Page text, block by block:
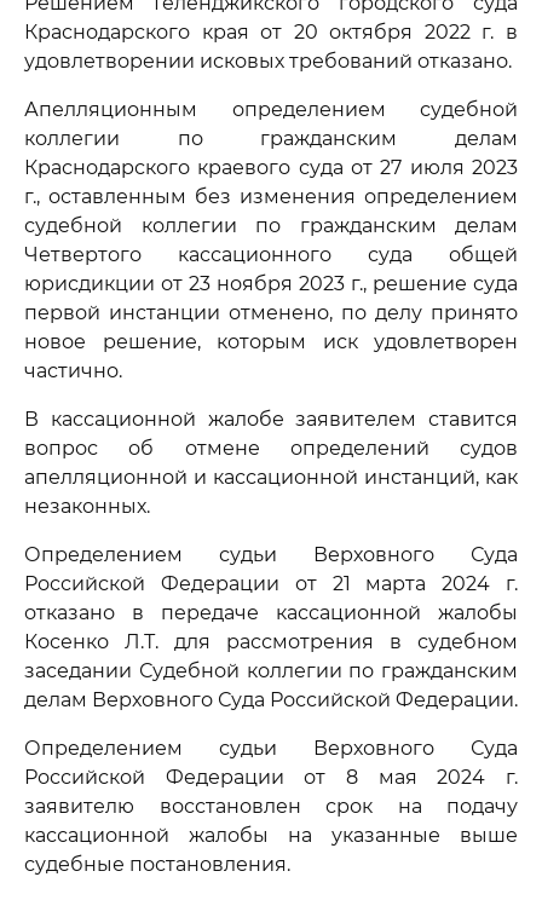
Краснодарского края от 20 октября 2022 г. в
удовлетворении исковых требований отказано.
Апелляционным определением судебной
коллегии по гражданским делам
Краснодарского краевого суда от 27 июля 2023
г., оставленным без изменения определением
судебной коллегии по гражданским делам
Четвертого кассационного суда общей
юрисдикции от 23 ноября 2023 г., решение суда
первой инстанции отменено, по делу принято
новое решение, которым иск удовлетворен
частично.
В кассационной жалобе заявителем ставится
вопрос об отмене определений судов
апелляционной и кассационной инстанций, как
незаконных.
Определением судьи Верховного Суда
Российской Федерации от 21 марта 2024 г.
отказано в передаче кассационной жалобы
Косенко Л.Т. для рассмотрения в судебном
заседании Судебной коллегии по гражданским
делам Верховного Суда Российской Федерации.
Определением судьи Верховного Суда
Российской Федерации от 8 мая 2024 г.
заявителю восстановлен срок на подачу
кассационной жалобы на указанные выше
судебные постановления.